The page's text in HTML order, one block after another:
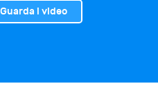
Guarda i video